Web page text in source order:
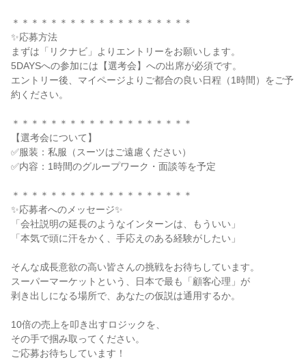
＊＊＊＊＊＊＊＊＊＊＊＊＊＊＊＊＊＊＊
✨応募方法
まずは「リクナビ」よりエントリーをお願いします。
5DAYSへの参加には【選考会】への出席が必須です。
エントリー後、マイページよりご都合の良い日程（1時間）をご予
約ください。
＊＊＊＊＊＊＊＊＊＊＊＊＊＊＊＊＊＊＊
【選考会について】
✅服装：私服（スーツはご遠慮ください）
✅内容：1時間のグループワーク・面談等を予定
＊＊＊＊＊＊＊＊＊＊＊＊＊＊＊＊＊＊＊
✨応募者へのメッセージ✨
「会社説明の延長のようなインターンは、もういい」
「本気で頭に汗をかく、手応えのある経験がしたい」
そんな成長意欲の高い皆さんの挑戦をお待ちしています。
スーパーマーケットという、日本で最も「顧客心理」が
剥き出しになる場所で、あなたの仮説は通用するか。
10倍の売上を叩き出すロジックを、
その手で掴み取ってください。
ご応募お待ちしています！